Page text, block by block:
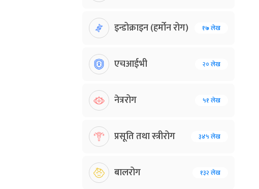
इन्डोक्राइन (हर्मोन रोग) १७ लेख
एचआईभी २० लेख
नेत्ररोग ५१ लेख
प्रसूति तथा स्त्रीरोग ३४५ लेख
बालरोग १३२ लेख